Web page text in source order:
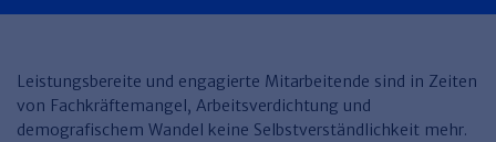
Arbeitsrecht
Entgeltabrechnung
Steuerrecht
Recht & Compliance
Immobilien
Zurück
Leistungsbereite und engagierte Mitarbeitende sind in Zeiten
von Fachkräftemangel, Arbeitsverdichtung und
demografischem Wandel keine Selbstverständlichkeit mehr.